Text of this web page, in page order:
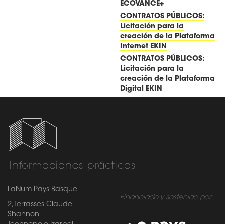
ECOVANCE+
CONTRATOS PÚBLICOS:
Licitación para la
creación de la Plataforma
Internet EKIN
CONTRATOS PÚBLICOS:
Licitación para la
creación de la Plataforma
Digital EKIN
Informaciones prácticas
LaNum Pays Basque
2, Terrasses Claude
Shannon
Financiado y sostenido por: